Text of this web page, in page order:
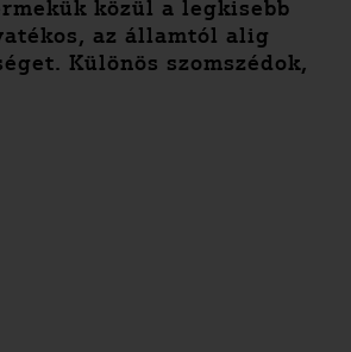
közül a legkisebb
az államtól alig
Különös szomszédok,